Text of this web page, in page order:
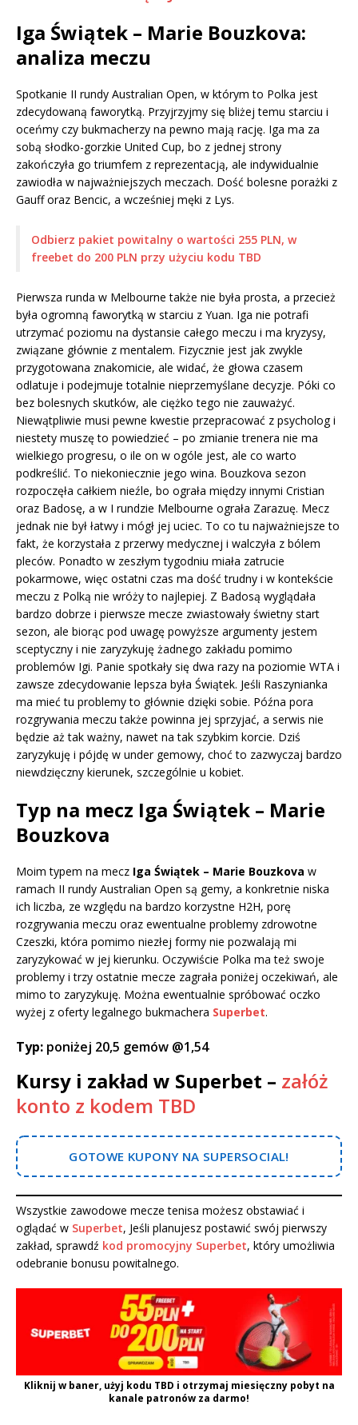
Iga Świątek – Marie Bouzkova:
analiza meczu
Spotkanie II rundy Australian Open, w którym to Polka jest
zdecydowaną faworytką. Przyjrzyjmy się bliżej temu starciu i
oceńmy czy bukmacherzy na pewno mają rację. Iga ma za
sobą słodko-gorzkie United Cup, bo z jednej strony
zakończyła go triumfem z reprezentacją, ale indywidualnie
zawiodła w najważniejszych meczach. Dość bolesne porażki z
Gauff oraz Bencic, a wcześniej męki z Lys.
Odbierz pakiet powitalny o wartości 255 PLN, w
freebet do 200 PLN przy użyciu kodu TBD
Pierwsza runda w Melbourne także nie była prosta, a przecież
była ogromną faworytką w starciu z Yuan. Iga nie potrafi
utrzymać poziomu na dystansie całego meczu i ma kryzysy,
związane głównie z mentalem. Fizycznie jest jak zwykle
przygotowana znakomicie, ale widać, że głowa czasem
odlatuje i podejmuje totalnie nieprzemyślane decyzje. Póki co
bez bolesnych skutków, ale ciężko tego nie zauważyć.
Niewątpliwie musi pewne kwestie przepracować z psycholog i
niestety muszę to powiedzieć – po zmianie trenera nie ma
wielkiego progresu, o ile on w ogóle jest, ale co warto
podkreślić. To niekoniecznie jego wina. Bouzkova sezon
rozpoczęła całkiem nieźle, bo ograła między innymi Cristian
oraz Badosę, a w I rundzie Melbourne ograła Zarazuę. Mecz
jednak nie był łatwy i mógł jej uciec. To co tu najważniejsze to
fakt, że korzystała z przerwy medycznej i walczyła z bólem
pleców. Ponadto w zeszłym tygodniu miała zatrucie
pokarmowe, więc ostatni czas ma dość trudny i w kontekście
meczu z Polką nie wróży to najlepiej. Z Badosą wyglądała
bardzo dobrze i pierwsze mecze zwiastowały świetny start
sezon, ale biorąc pod uwagę powyższe argumenty jestem
sceptyczny i nie zaryzykuję żadnego zakładu pomimo
problemów Igi. Panie spotkały się dwa razy na poziomie WTA i
zawsze zdecydowanie lepsza była Świątek. Jeśli Raszynianka
ma mieć tu problemy to głównie dzięki sobie. Późna pora
rozgrywania meczu także powinna jej sprzyjać, a serwis nie
będzie aż tak ważny, nawet na tak szybkim korcie. Dziś
zaryzykuję i pójdę w under gemowy, choć to zazwyczaj bardzo
niewdzięczny kierunek, szczególnie u kobiet.
Typ na mecz Iga Świątek – Marie
Bouzkova
Moim typem na mecz Iga Świątek – Marie Bouzkova w
ramach II rundy Australian Open są gemy, a konkretnie niska
ich liczba, ze względu na bardzo korzystne H2H, porę
rozgrywania meczu oraz ewentualne problemy zdrowotne
Czeszki, która pomimo niezłej formy nie pozwalają mi
zaryzykować w jej kierunku. Oczywiście Polka ma też swoje
problemy i trzy ostatnie mecze zagrała poniżej oczekiwań, ale
mimo to zaryzykuję. Można ewentualnie spróbować oczko
wyżej z oferty legalnego bukmachera Superbet.
Typ: poniżej 20,5 gemów @1,54
Kursy i zakład w Superbet – załóż
konto z kodem TBD
GOTOWE KUPONY NA SUPERSOCIAL!
Wszystkie zawodowe mecze tenisa możesz obstawiać i
oglądać w Superbet, Jeśli planujesz postawić swój pierwszy
zakład, sprawdź kod promocyjny Superbet, który umożliwia
odebranie bonusu powitalnego.
Kliknij w baner, użyj kodu TBD i otrzymaj miesięczny pobyt na
kanale patronów za darmo!